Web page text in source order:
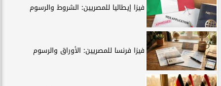
فيزا إيطاليا للمصريين: الشروط والرسوم
فيزا فرنسا للمصريين: الأوراق والرسوم